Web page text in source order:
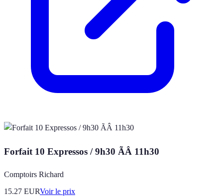
Forfait 10 Expressos / 9h30 ÃÂ 11h30
Comptoirs Richard
15.27 EURVoir le prix